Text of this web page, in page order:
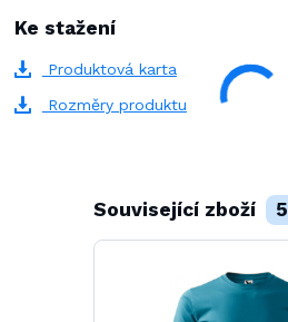
Ke stažení
Produktová karta
Rozměry produktu
Související zboží 5